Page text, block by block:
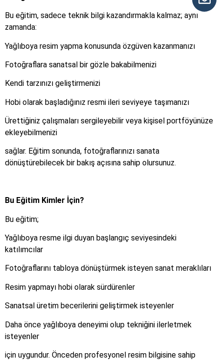
Bu eğitim, sadece teknik bilgi kazandırmakla kalmaz; aynı
zamanda:
Yağlıboya resim yapma konusunda özgüven kazanmanızı
Fotoğraflara sanatsal bir gözle bakabilmenizi
Kendi tarzınızı geliştirmenizi
Hobi olarak başladığınız resmi ileri seviyeye taşımanızı
Ürettiğiniz çalışmaları sergileyebilir veya kişisel portföyünüze
ekleyebilmenizi
sağlar. Eğitim sonunda, fotoğraflarınızı sanata
dönüştürebilecek bir bakış açısına sahip olursunuz.
Bu Eğitim Kimler İçin?
Bu eğitim;
Yağlıboya resme ilgi duyan başlangıç seviyesindeki
katılımcılar
Fotoğraflarını tabloya dönüştürmek isteyen sanat meraklıları
Resim yapmayı hobi olarak sürdürenler
Sanatsal üretim becerilerini geliştirmek isteyenler
Daha önce yağlıboya deneyimi olup tekniğini ilerletmek
isteyenler
için uygundur. Önceden profesyonel resim bilgisine sahip